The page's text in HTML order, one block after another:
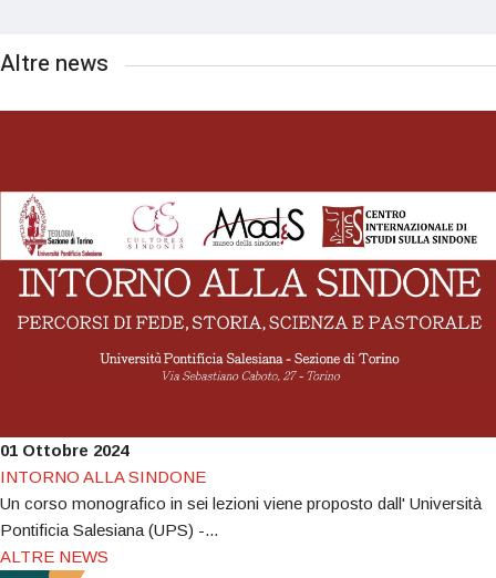
Altre news
01 Ottobre 2024
INTORNO ALLA SINDONE
Un corso monografico in sei lezioni viene proposto dall' Università
Pontificia Salesiana (UPS) -...
ALTRE NEWS